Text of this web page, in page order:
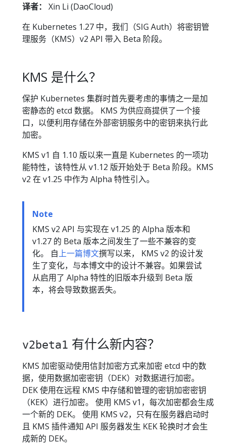
译者：
Xin Li (DaoCloud)
在 Kubernetes 1.27 中，我们（SIG Auth）将密钥管
理服务（KMS）v2 API 带入 Beta 阶段。
KMS 是什么？
保护 Kubernetes 集群时首先要考虑的事情之一是加
密静态的 etcd 数据。 KMS 为供应商提供了一个接
口，以便利用存储在外部密钥服务中的密钥来执行此
加密。
KMS v1 自 1.10 版以来一直是 Kubernetes 的一项功
能特性，该特性从 v1.12 版开始处于 Beta 阶段。KMS
v2 在 v1.25 中作为 Alpha 特性引入。
Note
KMS v2 API 与实现在 v1.25 的 Alpha 版本和
v1.27 的 Beta 版本之间发生了一些不兼容的变
化。 自上一篇博文撰写以来， KMS v2 的设计发
生了变化，与本博文中的设计不兼容。如果尝试
从启用了 Alpha 特性的旧版本升级到 Beta 版
本，将会导致数据丢失。
v2beta1 有什么新内容？
KMS 加密驱动使用信封加密方式来加密 etcd 中的数
据，使用数据加密密钥（DEK）对数据进行加密。
DEK 使用在远程 KMS 中存储和管理的密钥加密密钥
（KEK）进行加密。 使用 KMS v1，每次加密都会生成
一个新的 DEK。 使用 KMS v2，只有在服务器启动时
且 KMS 插件通知 API 服务器发生 KEK 轮换时才会生
成新的 DEK。